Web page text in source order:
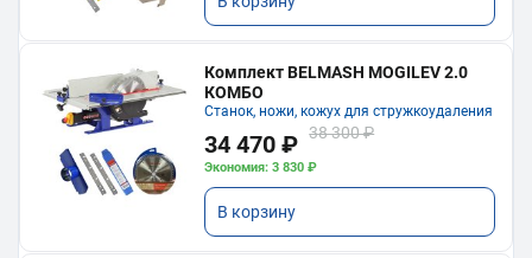
Комплект BELMASH MOGILEV 2.0
КОМБО
Станок, ножи, кожух для стружкоудаления
34 470 ₽ 38 300 ₽
Экономия: 3 830 ₽
В корзину